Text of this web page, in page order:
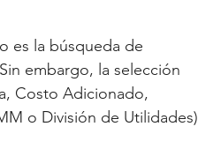
es la búsqueda de
embargo, la selección
Costo Adicionado,
o División de Utilidades)